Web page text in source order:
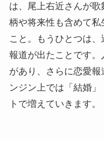
は、尾上右近さんが
柄や将来性も含めて
こと。もうひとつは
報道が出たことです
があり、さらに恋愛
ンジン上では「結婚
トで増えていきます。